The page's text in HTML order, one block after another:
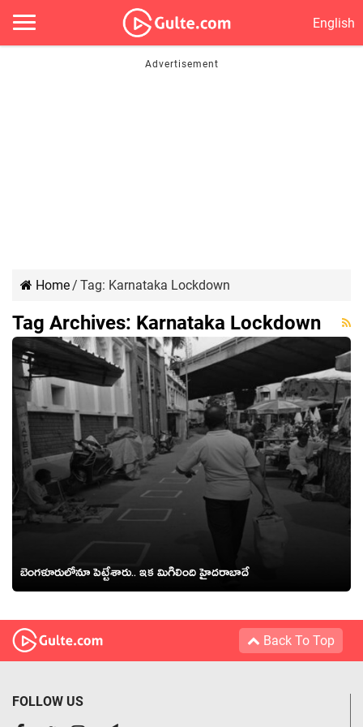
English
Home/ Tag: Karnataka Lockdown
Tag Archives: Karnataka Lockdown
బెంగళూరులోనూ పెట్టేశారు.. ఇక మిగిలింది హైదరాబాదే
Back To Top
FOLLOW US